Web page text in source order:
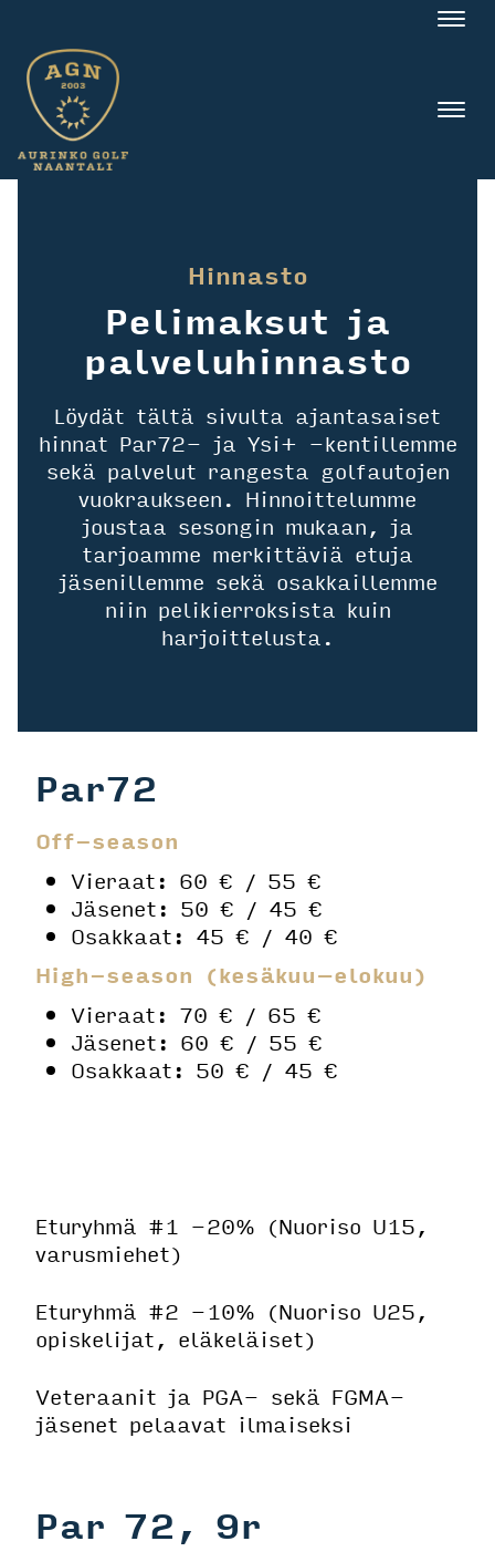
Hinnasto
Pelimaksut ja
palveluhinnasto
Löydät tältä sivulta ajantasaiset
hinnat Par72- ja Ysi+ -kentillemme
sekä palvelut rangesta golfautojen
vuokraukseen. Hinnoittelumme
joustaa sesongin mukaan, ja
tarjoamme merkittäviä etuja
jäsenillemme sekä osakkaillemme
niin pelikierroksista kuin
harjoittelusta.
Par72
Off-season
Vieraat: 60 € / 55 €
Jäsenet: 50 € / 45 €
Osakkaat: 45 € / 40 €
High-season (kesäkuu–elokuu)
Vieraat: 70 € / 65 €
Jäsenet: 60 € / 55 €
Osakkaat: 50 € / 45 €
Eturyhmä #1 -20% (Nuoriso U15,
varusmiehet)
Eturyhmä #2 -10% (Nuoriso U25,
opiskelijat, eläkeläiset)
Veteraanit ja PGA- sekä FGMA-
jäsenet pelaavat ilmaiseksi
Par 72, 9r